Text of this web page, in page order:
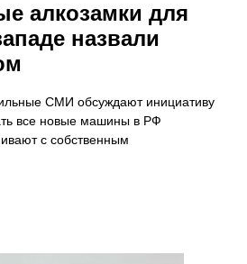
алкозамки для
назвали
СМИ обсуждают инициативу
все новые машины в РФ
с собственным